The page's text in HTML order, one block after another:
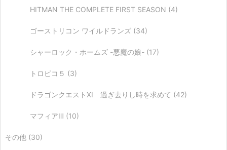
HITMAN THE COMPLETE FIRST SEASON (4)
ゴーストリコン ワイルドランズ (34)
シャーロック・ホームズ -悪魔の娘- (17)
トロピコ５ (3)
ドラゴンクエストXI 過ぎ去りし時を求めて (42)
マフィアⅢ (10)
その他 (30)